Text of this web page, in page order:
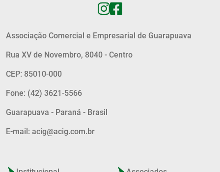
Associação Comercial e Empresarial de Guarapuava
Rua XV de Novembro, 8040 - Centro
CEP: 85010-000
Fone: (42) 3621-5566
Guarapuava - Paraná - Brasil
E-mail: acig@acig.com.br